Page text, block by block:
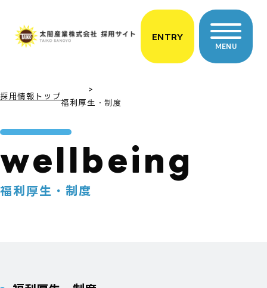
ENTRY
MENU
採用情報トップ
福利厚生・制度
wellbeing
福利厚生・制度